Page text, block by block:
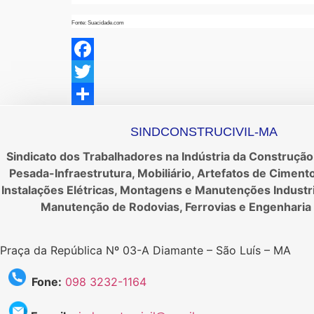
Fonte: Suacidade.com
Facebook
Twitter
SINDCONSTRUCIVIL-MA
Sindicato dos Trabalhadores na Indústria da
Pesada-Infraestrutura, Mobiliário, Artefatos de
Instalações Elétricas, Montagens e Manutenções
Manutenção de Rodovias, Ferrovias e
Praça da República Nº 03-A Diamante – São Luís – MA
Fone: 098 3232-1164